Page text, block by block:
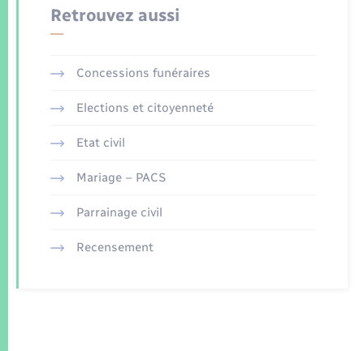
Retrouvez aussi
Concessions funéraires
Elections et citoyenneté
Etat civil
Mariage – PACS
Parrainage civil
Recensement